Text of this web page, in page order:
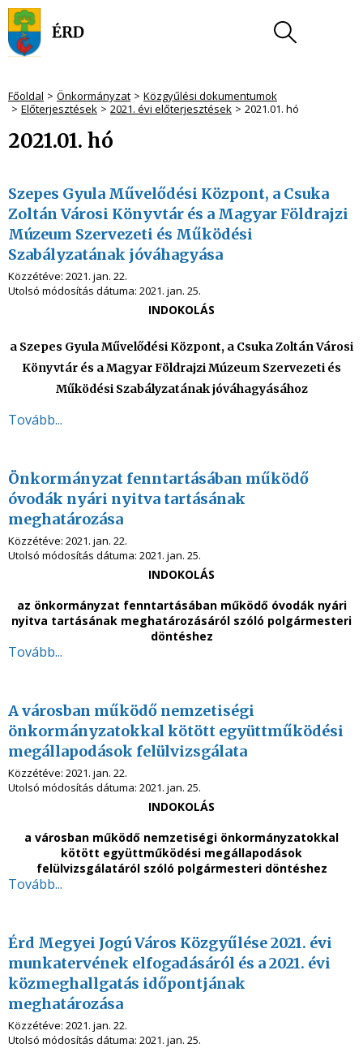
Főoldal Önkormányzat
Közgyűlési dokumentumok
Előterjesztések
2021. évi előterjesztések 2021.01. hó
2021.01. hó
Szepes Gyula Művelődési Központ, a Csuka
Zoltán Városi Könyvtár és a Magyar Földrajzi
Múzeum Szervezeti és Működési
Szabályzatának jóváhagyása
Közzétéve: 2021. jan. 22.
Utolsó módosítás dátuma: 2021. jan. 25.
INDOKOLÁS
a Szepes Gyula Művelődési Központ, a Csuka Zoltán Városi
Könyvtár és a Magyar Földrajzi Múzeum Szervezeti és
Működési Szabályzatának jóváhagyásához
Tovább...
Önkormányzat fenntartásában működő
óvodák nyári nyitva tartásának
meghatározása
Közzétéve: 2021. jan. 22.
Utolsó módosítás dátuma: 2021. jan. 25.
INDOKOLÁS
az önkormányzat fenntartásában működő óvodák nyári
nyitva tartásának meghatározásáról szóló polgármesteri
döntéshez
Tovább...
A városban működő nemzetiségi
önkormányzatokkal kötött együttműködési
megállapodások felülvizsgálata
Közzétéve: 2021. jan. 22.
Utolsó módosítás dátuma: 2021. jan. 25.
INDOKOLÁS
a városban működő nemzetiségi önkormányzatokkal
kötött együttműködési megállapodások
felülvizsgálatáról szóló polgármesteri döntéshez
Tovább...
Érd Megyei Jogú Város Közgyűlése 2021. évi
munkatervének elfogadásáról és a 2021. évi
közmeghallgatás időpontjának
meghatározása
Közzétéve: 2021. jan. 22.
Utolsó módosítás dátuma: 2021. jan. 25.